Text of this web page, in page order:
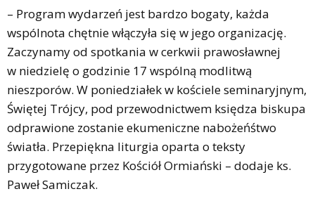
– Program wydarzeń jest bardzo bogaty, każda
wspólnota chętnie włączyła się w jego organizację.
Zaczynamy od spotkania w cerkwii prawosławnej
w niedzielę o godzinie 17 wspólną modlitwą
nieszporów. W poniedziałek w kościele seminaryjnym,
Świętej Trójcy, pod przewodnictwem księdza biskupa
odprawione zostanie ekumeniczne nabożeńśtwo
światła. Przepiękna liturgia oparta o teksty
przygotowane przez Kościół Ormiański – dodaje ks.
Paweł Samiczak.